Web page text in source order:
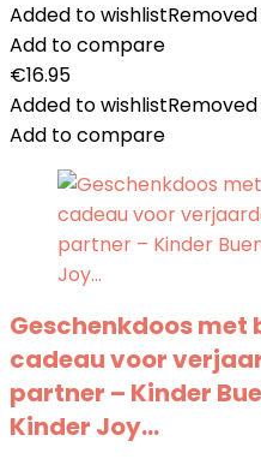
Added to wishlist
Add to compare
€16.95
Added to wishlist
Add to compare
Geschenkdoos met
cadeau voor
partner – Kinder
Kinder Joy…